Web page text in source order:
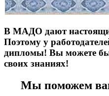
В МАДО дают
Поэтому у
дипломы! Вы можете
своих знаниях!
Мы поможем